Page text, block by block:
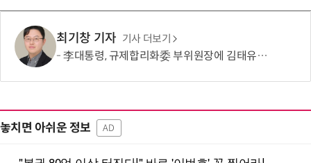
최기창 기자 기사 더보기
李대통령, 규제합리화委 부위원장에 김태유 서울대 공대 교수 위촉
놓치면 아쉬운 정보 AD